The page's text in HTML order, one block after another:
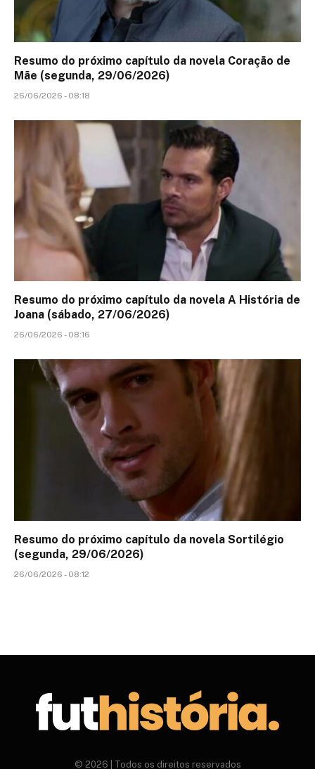
Resumo do próximo capítulo da novela Coração de
Mãe (segunda, 29/06/2026)
26/06/2026 - 08:18
Resumo do próximo capítulo da novela A História de
Joana (sábado, 27/06/2026)
26/06/2026 - 08:16
Resumo do próximo capítulo da novela Sortilégio
(segunda, 29/06/2026)
26/06/2026 - 08:12
© 2026 | Todos os direitos reservados